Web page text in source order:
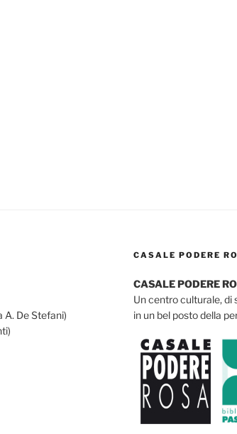
A. De Stefani)
CASALE PODERE
CASALE PODERE
Un centro culturale, di
in un bel posto della